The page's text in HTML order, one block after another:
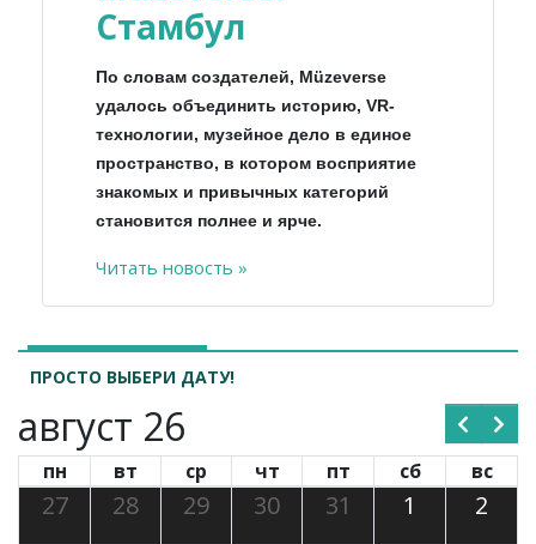
Стамбул
По словам создателей, Müzeverse
удалось объединить историю, VR-
технологии, музейное дело в единое
пространство, в котором восприятие
знакомых и привычных категорий
становится полнее и ярче.
Читать новость »
ПРОСТО ВЫБЕРИ ДАТУ!
август 26
пн вт ср чт пт сб вс
27 28 29 30 31 1
2